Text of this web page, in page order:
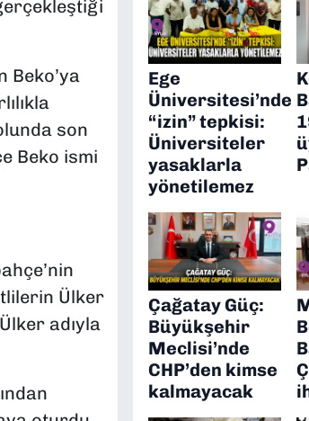
Beko’ya
son
Beko ismi
Ülker
adıyla
Ege
Üniversitesi’nde
“izin” tepkisi:
Üniversiteler
yasaklarla
yönetilemez
Çağatay Güç:
Büyükşehir
Meclisi’nde
CHP’den kimse
kalmayacak